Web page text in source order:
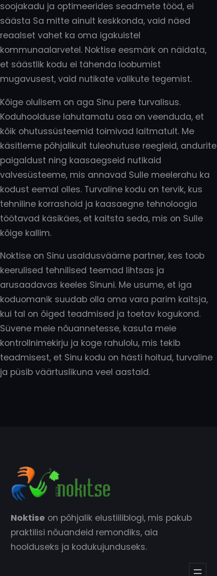
soojakadu ja optimeerides seadmete tööd, ei
säästa Sa mitte ainult keskkonda, vaid näed
reaalset vahet ka oma igakuistel
kommunaalarvetel. Noktise eesmärk on näidata,
et säästlik kodu ei tähenda loobumist
mugavusest, vaid nutikate valikute tegemist.
Kõige olulisem on aga Sinu pere turvalisus.
Koduhoolduse lahutamatu osa on veenduda, et
kõik ohutussüsteemid toimivad laitmatult. Me
käsitleme põhjalikult tuleohutuse reegleid, andurite
paigaldust ning kaasaegseid nutikaid
valvesüsteeme, mis annavad Sulle meelerahu ka
kodust eemal olles. Turvaline kodu on tervik, kus
tehniline korrashoid ja kaasaegne tehnoloogia
töötavad käsikäes, et kaitsta seda, mis on Sulle
kõige kallim.
Noktise on Sinu usaldusväärne partner, kes toob
keerulised tehnilised teemad lihtsas ja
arusaadavas keeles Sinuni. Me usume, et iga
koduomanik suudab olla oma vara parim kaitsja,
kui tal on õiged teadmised ja toetav kogukond.
Süvene meie nõuannetesse, kasuta meie
kontrollnimekirju ja koge rahulolu, mis tekib
teadmisest, et Sinu kodu on hästi hoitud, turvaline
ja püsib väärtuslikuna veel aastaid.
Noktise on põhjalik elustiiliblogi, mis pakub
praktilisi nõuandeid remondiks, aia
hoolduseks ja kodukujunduseks.